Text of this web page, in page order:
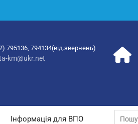
795136, 794134(від.звернень)
km@ukr.net
Інформація для ВПО
Пошук: